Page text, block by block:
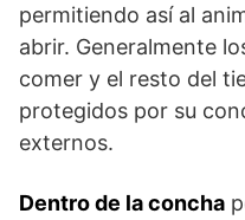
permitiendo así al
abrir. Generalmente
comer y el resto del
protegidos por su
externos.
Dentro de la concha